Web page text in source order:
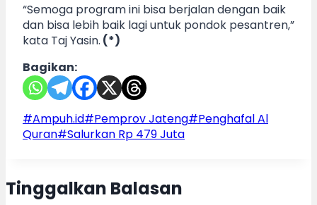
“Semoga program ini bisa berjalan dengan baik
dan bisa lebih baik lagi untuk pondok pesantren,”
kata Taj Yasin. (*)
Bagikan:
Post
Tags:
#Ampuh.id#Pemprov Jateng#Penghafal Al
Quran#Salurkan Rp 479 Juta
Tinggalkan Balasan